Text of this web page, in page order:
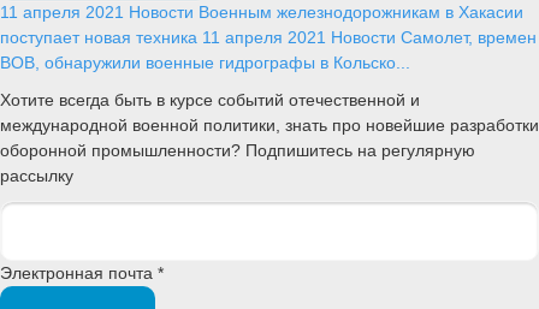
11 апреля 2021 Новости Военным железнодорожникам в Хакасии
поступает новая техника 11 апреля 2021 Новости Самолет, времен
ВОВ, обнаружили военные гидрографы в Кольско...
Хотите всегда быть в курсе событий отечественной и
международной военной политики, знать про новейшие разработки
оборонной промышленности? Подпишитесь на регулярную
рассылку
Электронная почта *